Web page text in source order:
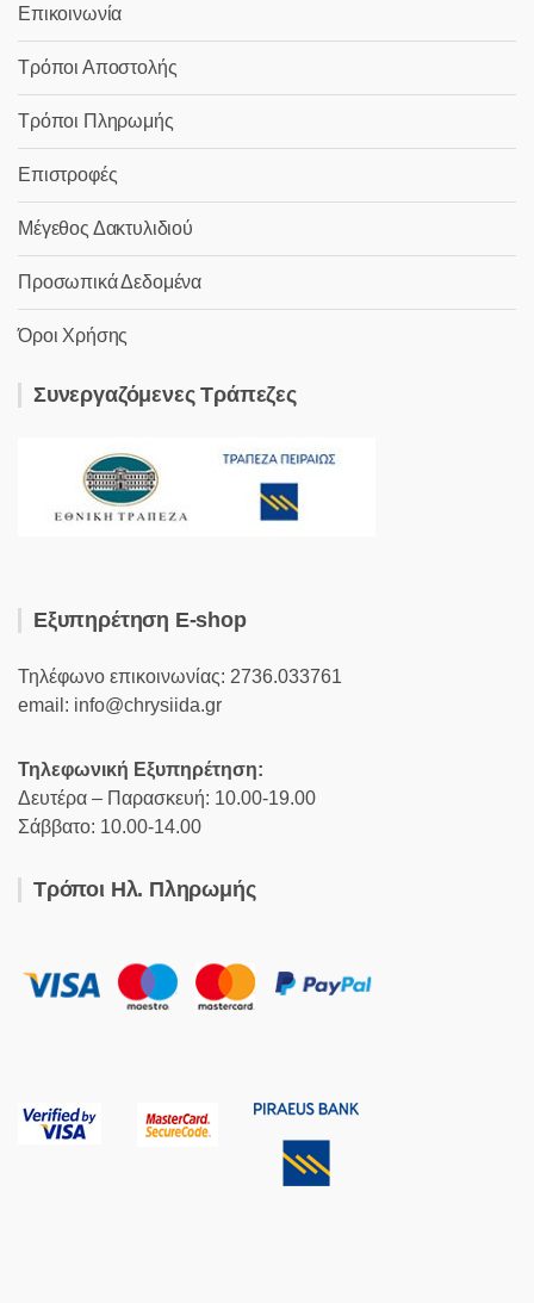
Επικοινωνία
Τρόποι Αποστολής
Τρόποι Πληρωμής
Επιστροφές
Μέγεθος Δακτυλιδιού
Προσωπικά Δεδομένα
Όροι Χρήσης
Συνεργαζόμενες Τράπεζες
Εξυπηρέτηση E-shop
Τηλέφωνο επικοινωνίας: 2736.033761
email: info@chrysiida.gr
Τηλεφωνική Εξυπηρέτηση:
Δευτέρα – Παρασκευή: 10.00-19.00
Σάββατο: 10.00-14.00
Τρόποι Ηλ. Πληρωμής